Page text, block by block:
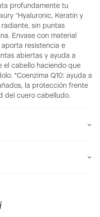
profundamente tu
“Hyaluronic, Keratin y
radiante, sin puntas
Envase con material
aporta resistencia e
abiertas y ayuda a
el cabello haciendo que
*Coenzima Q10: ayuda a
la protección frente
del cuero cabelludo.